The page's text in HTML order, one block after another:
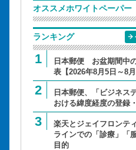
オススメホワイトペーパー
ランキング
1
日本郵便 お盆期間中
表【2026年8月5日～8月
2
日本郵便、「ビジネス
おける緯度経度の登録
3
楽天とジェイフロンテ
ラインでの「診療」「
目的